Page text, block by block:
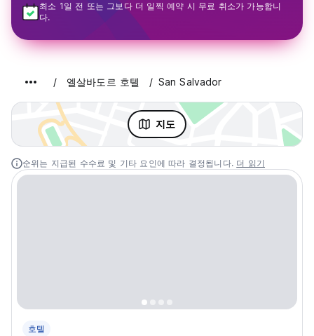
최소 1일 전 또는 그보다 더 일찍 예약 시 무료 취소가 가능합니
다.
엘살바도르 호텔 San Salvador
지도
순위는 지급된 수수료 및 기타 요인에 따라 결정됩니다. 더 읽기
호텔